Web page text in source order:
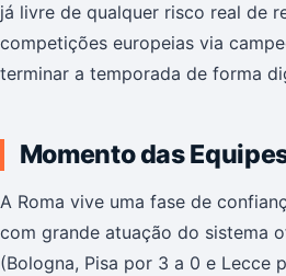
já livre de qualquer risco real de
competições europeias via
terminar a temporada de forma
Momento das
A Roma vive uma fase de
com grande atuação do sistema
(Bologna, Pisa por 3 a 0 e Lecce